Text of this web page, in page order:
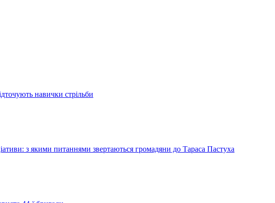
навички стрільби
з якими питаннями звертаються громадяни до Тараса Пастуха